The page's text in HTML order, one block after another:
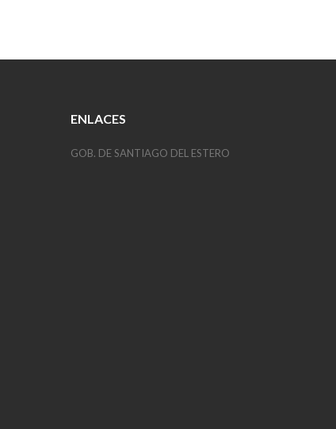
ENLACES
GOB. DE SANTIAGO DEL ESTERO